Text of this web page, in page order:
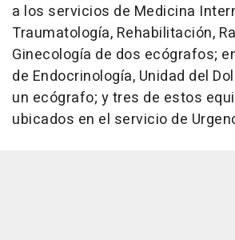
a los servicios de Medicina
Traumatología, Rehabilitación,
Ginecología de dos ecógrafos;
de Endocrinología, Unidad del
un ecógrafo; y tres de estos
ubicados en el servicio de